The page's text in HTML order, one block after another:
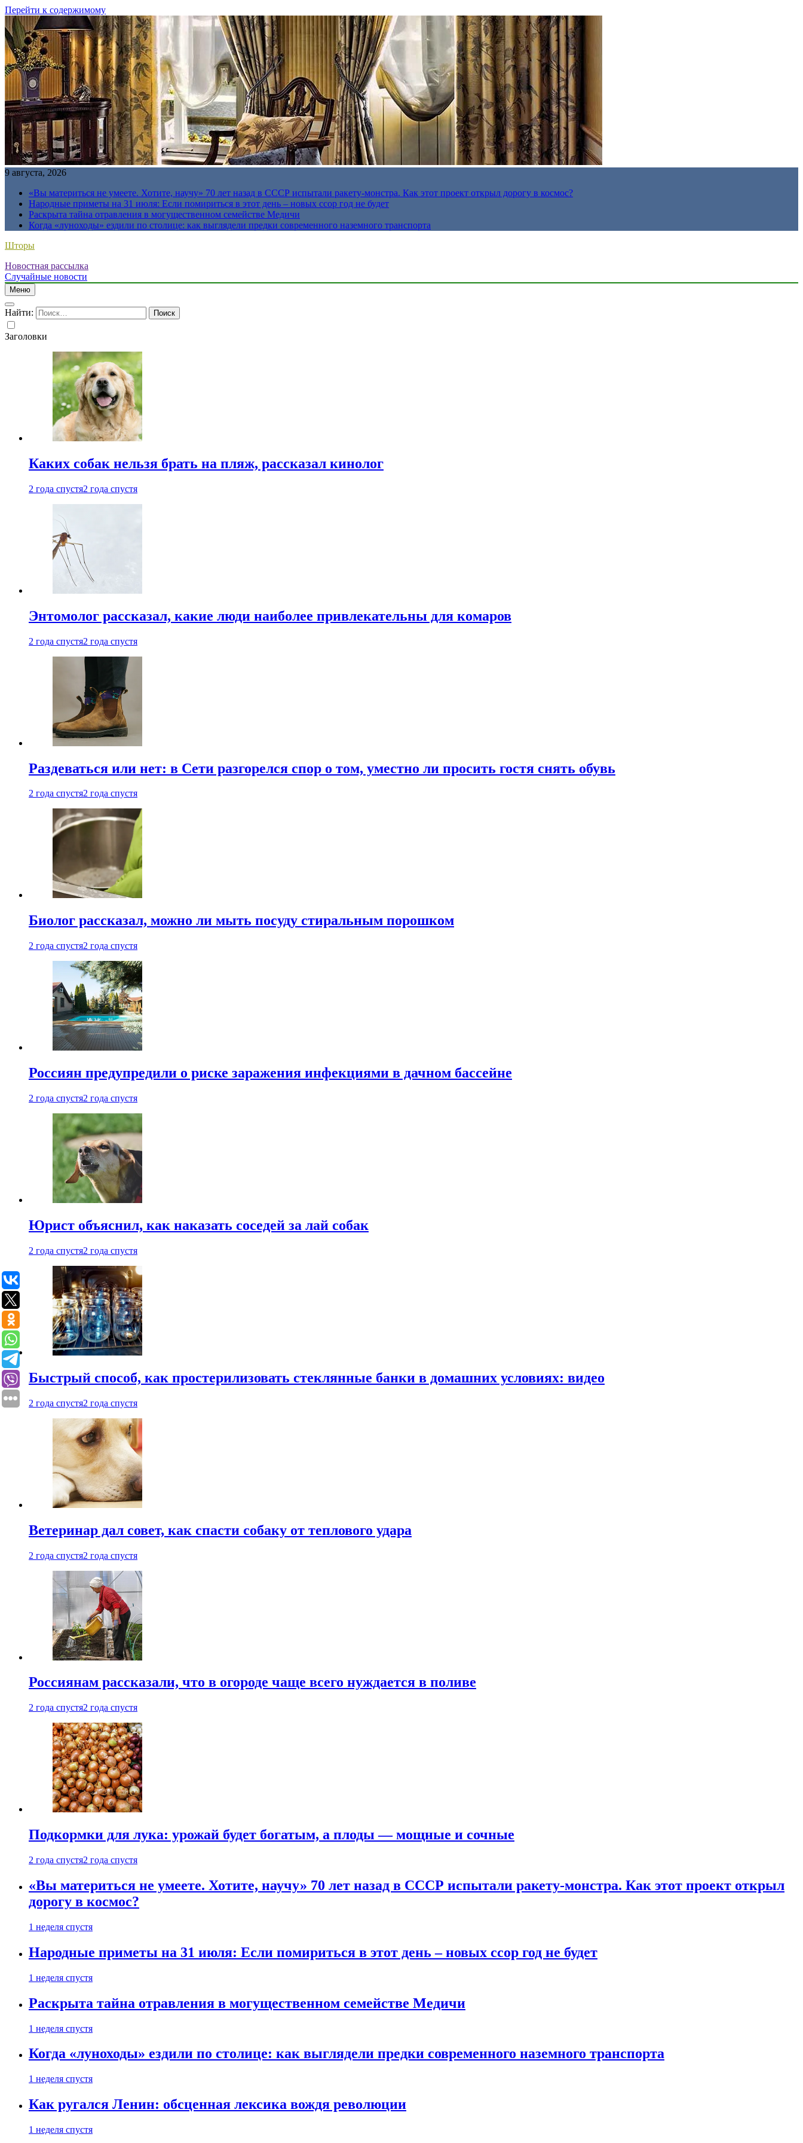
Перейти к содержимому
9 августа, 2026
«Вы материться не умеете. Хотите, научу» 70 лет назад в СССР испытали ракету-монстра. Как этот проект открыл дорогу в космос?
Народные приметы на 31 июля: Если помириться в этот день – новых ссор год не будет
Раскрыта тайна отравления в могущественном семействе Медичи
Когда «луноходы» ездили по столице: как выглядели предки современного наземного транспорта
Шторы
Новостная рассылка
Случайные новости
Меню
Найти:
Заголовки
Каких собак нельзя брать на пляж, рассказал кинолог
2 года спустя2 года спустя
Энтомолог рассказал, какие люди наиболее привлекательны для комаров
2 года спустя2 года спустя
Раздеваться или нет: в Сети разгорелся спор о том, уместно ли просить гостя снять обувь
2 года спустя2 года спустя
Биолог рассказал, можно ли мыть посуду стиральным порошком
2 года спустя2 года спустя
Россиян предупредили о риске заражения инфекциями в дачном бассейне
2 года спустя2 года спустя
Юрист объяснил, как наказать соседей за лай собак
2 года спустя2 года спустя
Быстрый способ, как простерилизовать стеклянные банки в домашних условиях: видео
2 года спустя2 года спустя
Ветеринар дал совет, как спасти собаку от теплового удара
2 года спустя2 года спустя
Россиянам рассказали, что в огороде чаще всего нуждается в поливе
2 года спустя2 года спустя
Подкормки для лука: урожай будет богатым, а плоды — мощные и сочные
2 года спустя2 года спустя
«Вы материться не умеете. Хотите, научу» 70 лет назад в СССР испытали ракету-монстра. Как этот проект открыл
дорогу в космос?
1 неделя спустя
Народные приметы на 31 июля: Если помириться в этот день – новых ссор год не будет
1 неделя спустя
Раскрыта тайна отравления в могущественном семействе Медичи
1 неделя спустя
Когда «луноходы» ездили по столице: как выглядели предки современного наземного транспорта
1 неделя спустя
Как ругался Ленин: обсценная лексика вождя революции
1 неделя спустя